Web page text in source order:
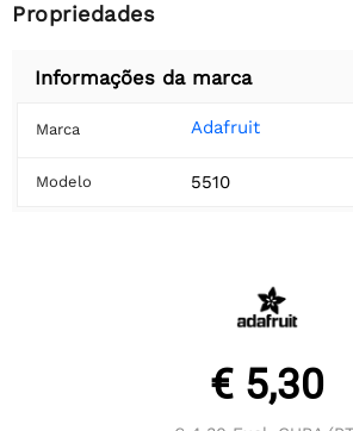
Propriedades
Informações da marca
Marca Adafruit
Modelo 5510
€ 5,30